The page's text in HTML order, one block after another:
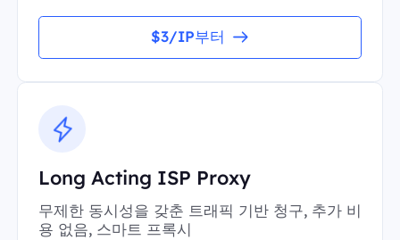
$3/IP부터
Long Acting ISP Proxy
무제한 동시성을 갖춘 트래픽 기반 청구, 추가 비
용 없음, 스마트 프록시